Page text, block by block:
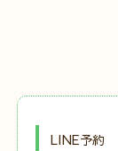
LINE予約